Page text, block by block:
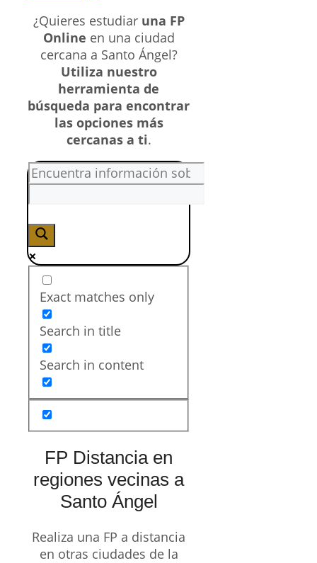
¿Quieres estudiar una FP
Online en una ciudad
cercana a Santo Ángel?
Utiliza nuestro
herramienta de
búsqueda para encontrar
las opciones más
cercanas a ti.
Exact matches only
Search in title
Search in content
FP Distancia en
regiones vecinas a
Santo Ángel
Realiza una FP a distancia
en otras ciudades de la